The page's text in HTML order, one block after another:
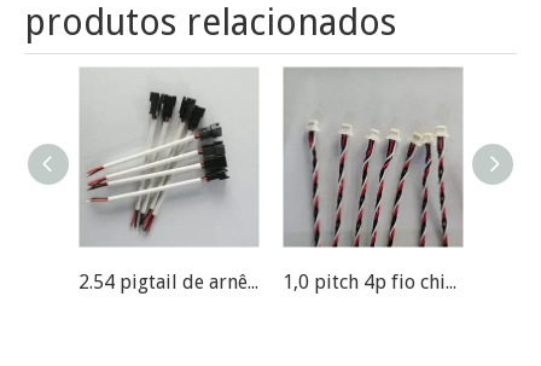
produtos relacionados
2.54 pigtail de arnês de fio de pitch 1,0 pitch 4p fio chicote